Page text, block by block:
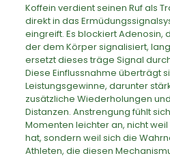
Koffein verdient seinen Ruf als
direkt in das
eingreift. Es blockiert Adenosin,
der dem Körper signalisiert,
ersetzt dieses träge Signal
Diese Einflussnahme überträgt
Leistungsgewinne, darunter
zusätzliche Wiederholungen
Distanzen. Anstrengung fühlt
Momenten leichter an, nicht
hat, sondern weil sich die
Athleten, die diesen